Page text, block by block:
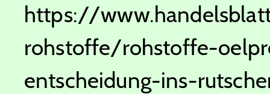
https://
rohstoffe/rohstoffe-
entscheidung-ins-